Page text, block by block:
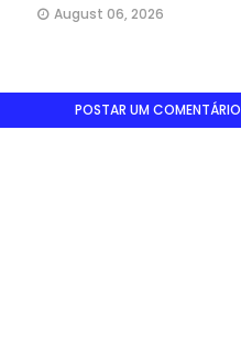
August 06, 2026
POSTAR UM COMENTÁRIO